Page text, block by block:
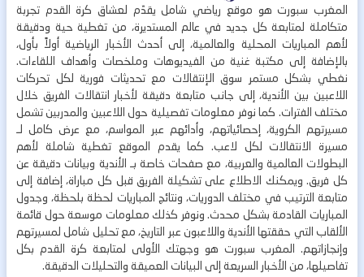
المغرب سبورت هو موقع رياضي شامل يقدّم لعشاق كرة القدم تجربة
متكاملة لمتابعة كل جديد في عالم المستديرة، من تغطية حية ودقيقة
لأهم المباريات المحلية والعالمية، إلى أحدث الأخبار الرياضية أولاً بأول،
بالإضافة إلى مكتبة غنية من الفيديوهات وملخصات وأهداف اللقاءات.
نغطي بشكل مستمر سوق الإنتقالات مع تحديثات فورية لكل تحركات
اللاعبين بين الأندية، إلى جانب متابعة دقيقة لأخبار انتقالات الفريق خلال
مختلف الفترات. كما نوفر معلومات تفصيلية حول اللاعبين والمدربين تشمل
مسيرتهم الكروية، إحصائياتهم، وأدائهم عبر المواسم، مع عرض كامل لـ
مسيرة الانتقالات لكل لاعب. كما يقدم الموقع تغطية شاملة لأهم
البطولات العالمية والعربية، مع صفحات خاصة بـ الأندية وبيانات دقيقة عن
كل فريق. ويمكنك الاطلاع على تشكيلة الفريق قبل كل مباراة، إضافة إلى
متابعة الترتيب في مختلف الدوريات، ونتائج المباريات لحظة بلحظة، وجدول
المباريات القادمة بشكل محدث. ونوفر كذلك معلومات موسعة حول قائمة
الألقاب التي حققتها الأندية واللاعبون عبر التاريخ، مع تحليل شامل لمسيرتهم
وإنجازاتهم. المغرب سبورت هو وجهتك الأولى لمتابعة كرة القدم بكل
تفاصيلها، من الأخبار السريعة إلى البيانات العميقة والتحليلات الدقيقة.